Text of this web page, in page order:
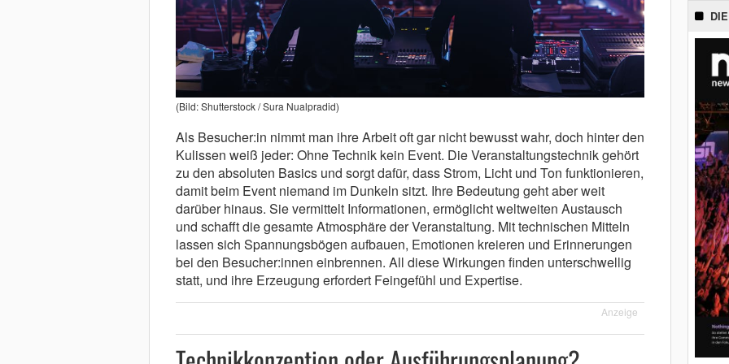
(Bild: Shutterstock / Sura Nualpradid)
Als Besucher:in nimmt man ihre Arbeit oft gar nicht bewusst wahr, doch hinter den
Kulissen weiß jeder: Ohne Technik kein Event. Die Veranstaltungstechnik gehört
zu den absoluten Basics und sorgt dafür, dass Strom, Licht und Ton funktionieren,
damit beim Event niemand im Dunkeln sitzt. Ihre Bedeutung geht aber weit
darüber hinaus. Sie vermittelt Informationen, ermöglicht weltweiten Austausch
und schafft die gesamte Atmosphäre der Veranstaltung. Mit technischen Mitteln
lassen sich Spannungsbögen aufbauen, Emotionen kreieren und Erinnerungen
bei den Besucher:innen einbrennen. All diese Wirkungen finden unterschwellig
statt, und ihre Erzeugung erfordert Feingefühl und Expertise.
Anzeige